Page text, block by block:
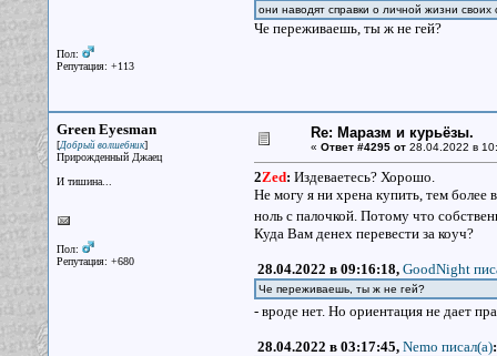
Пол:
Репутация: +113
они наводят справки о личной жизни своих
Че переживаешь, ты ж не гей?
Green Eyesman
[Добрый волшебник]
Прирожденный Джаец
И тишина...
Пол:
Репутация: +680
Re: Маразм и курьёзы.
« Ответ #4295 от28.04.2022 в
2Zed: Издеваетесь? Хорошо.
Не могу я ни хрена купить, тем более
ноль с палочкой. Потому что
Куда Вам денех перевести за коуч?
28.04.2022 в 09:16:18, GoodNight
Че переживаешь, ты ж не гей?
- вроде нет. Но ориентация не дает
28.04.2022 в 03:17:45, Nemo писал(a):